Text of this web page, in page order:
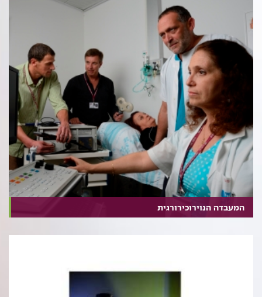
המעבדה הנוירוכירורגית